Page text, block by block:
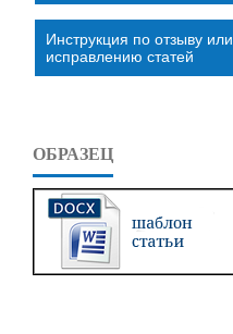
Инструкция по отзыву или
исправлению статей
ОБРАЗЕЦ